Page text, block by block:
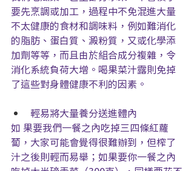
要先烹調或加工，過程中不免混進大量
不太健康的食材和調味料，例如難消化
的脂肪、蛋白質、澱粉質，又或化學添
加劑等等，而且由於組合成分複雜，令
消化系統負荷大增。喝果菜汁露則免掉
了這些對身體健康不利的因素。
輕易將大量養分送進體內
如 果要我們一餐之內吃掉三四條紅蘿
蔔，大家可能會覺得很難辦到，但榨了
汁之後則輕而易舉；如果要你一餐之內